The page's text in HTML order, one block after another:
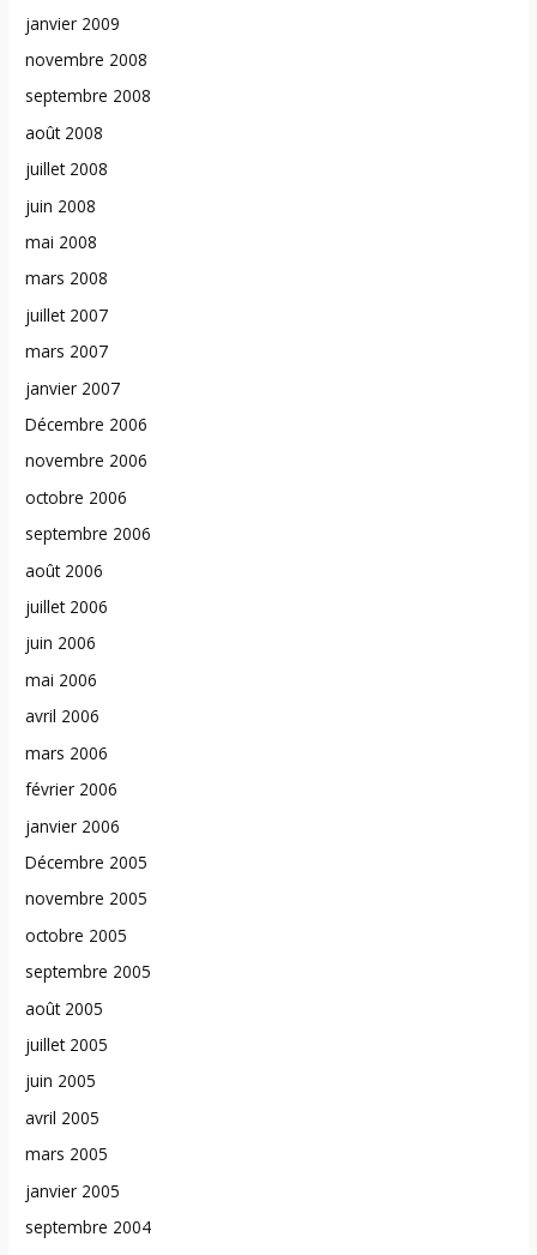
janvier 2009
novembre 2008
septembre 2008
août 2008
juillet 2008
juin 2008
mai 2008
mars 2008
juillet 2007
mars 2007
janvier 2007
Décembre 2006
novembre 2006
octobre 2006
septembre 2006
août 2006
juillet 2006
juin 2006
mai 2006
avril 2006
mars 2006
février 2006
janvier 2006
Décembre 2005
novembre 2005
octobre 2005
septembre 2005
août 2005
juillet 2005
juin 2005
avril 2005
mars 2005
janvier 2005
septembre 2004